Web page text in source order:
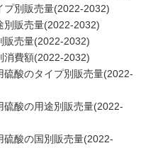
プ別販売量(2022-2032)
別販売量(2022-2032)
販売量(2022-2032)
消費額(2022-2032)
硫酸のタイプ別販売量(2022-
硫酸の用途別販売量(2022-
硫酸の国別販売量(2022-